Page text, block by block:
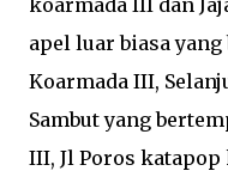
koarmada III dan
apel luar biasa
Koarmada III,
Sambut yang
III, Jl Poros